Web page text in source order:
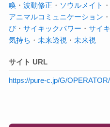
喚 ・ 波動修正 ・ ソウルメイト ・
アニマルコミュニケーション ・
び・ サイキックパワー ・ サイ
気持ち ・ 未来透視 ・ 未来視
サイト URL
https://pure-c.jp/G/